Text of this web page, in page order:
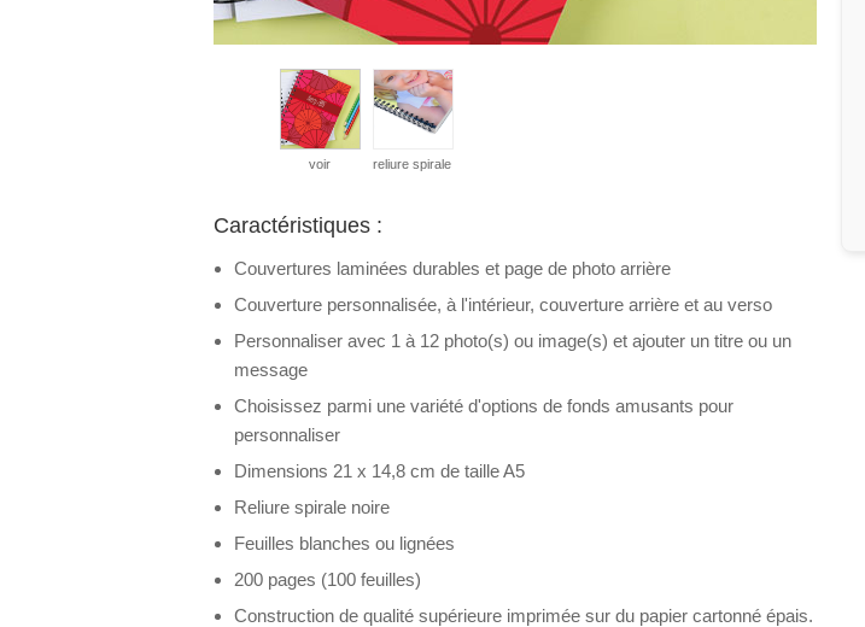
voir reliure spirale
Caractéristiques :
Couvertures laminées durables et page de photo arrière
Couverture personnalisée, à l'intérieur, couverture arrière et au verso
Personnaliser avec 1 à 12 photo(s) ou image(s) et ajouter un titre ou un
message
Choisissez parmi une variété d'options de fonds amusants pour
personnaliser
Dimensions 21 x 14,8 cm de taille A5
Reliure spirale noire
Feuilles blanches ou lignées
200 pages (100 feuilles)
Construction de qualité supérieure imprimée sur du papier cartonné épais.